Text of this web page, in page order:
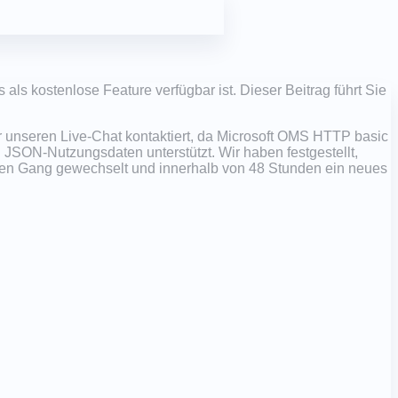
kostenlose Feature verfügbar ist. Dieser Beitrag führt Sie
Live-Chat kontaktiert, da Microsoft OMS HTTP basic
Nutzungsdaten unterstützt. Wir haben festgestellt,
Gang gewechselt und innerhalb von 48 Stunden ein neues